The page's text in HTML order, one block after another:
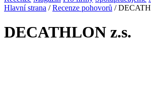
Hlavní strana / Recenze pohovorů /
DECATHLON z.s.